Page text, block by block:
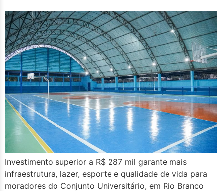
Investimento superior a R$ 287 mil garante mais
infraestrutura, lazer, esporte e qualidade de vida para
moradores do Conjunto Universitário, em Rio Branco